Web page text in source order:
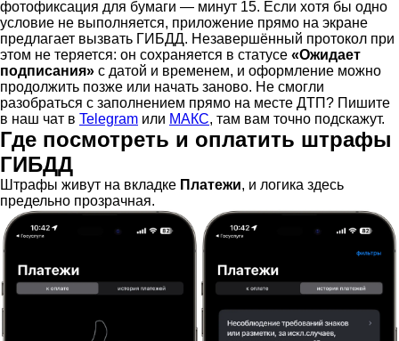
фотофиксация для бумаги — минут 15. Если хотя бы одно
условие не выполняется, приложение прямо на экране
предлагает вызвать ГИБДД. Незавершённый протокол при
этом не теряется: он сохраняется в статусе «Ожидает
подписания» с датой и временем, и оформление можно
продолжить позже или начать заново. Не смогли
разобраться с заполнением прямо на месте ДТП? Пишите
в наш чат в Telegram или МАКС, там вам точно подскажут.
Где посмотреть и оплатить штрафы
ГИБДД
Штрафы живут на вкладке Платежи, и логика здесь
предельно прозрачная.